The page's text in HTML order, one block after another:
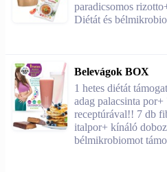
paradicsomos
Diétát és
Belevágok BOX
1 hetes diétát
adag palacsinta
receptúrával!! 7 db
italpor+ kínáló
bélmikrobiomot